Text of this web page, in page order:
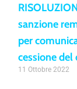
sanzione
per
cessione del
11 Ottobre 2022